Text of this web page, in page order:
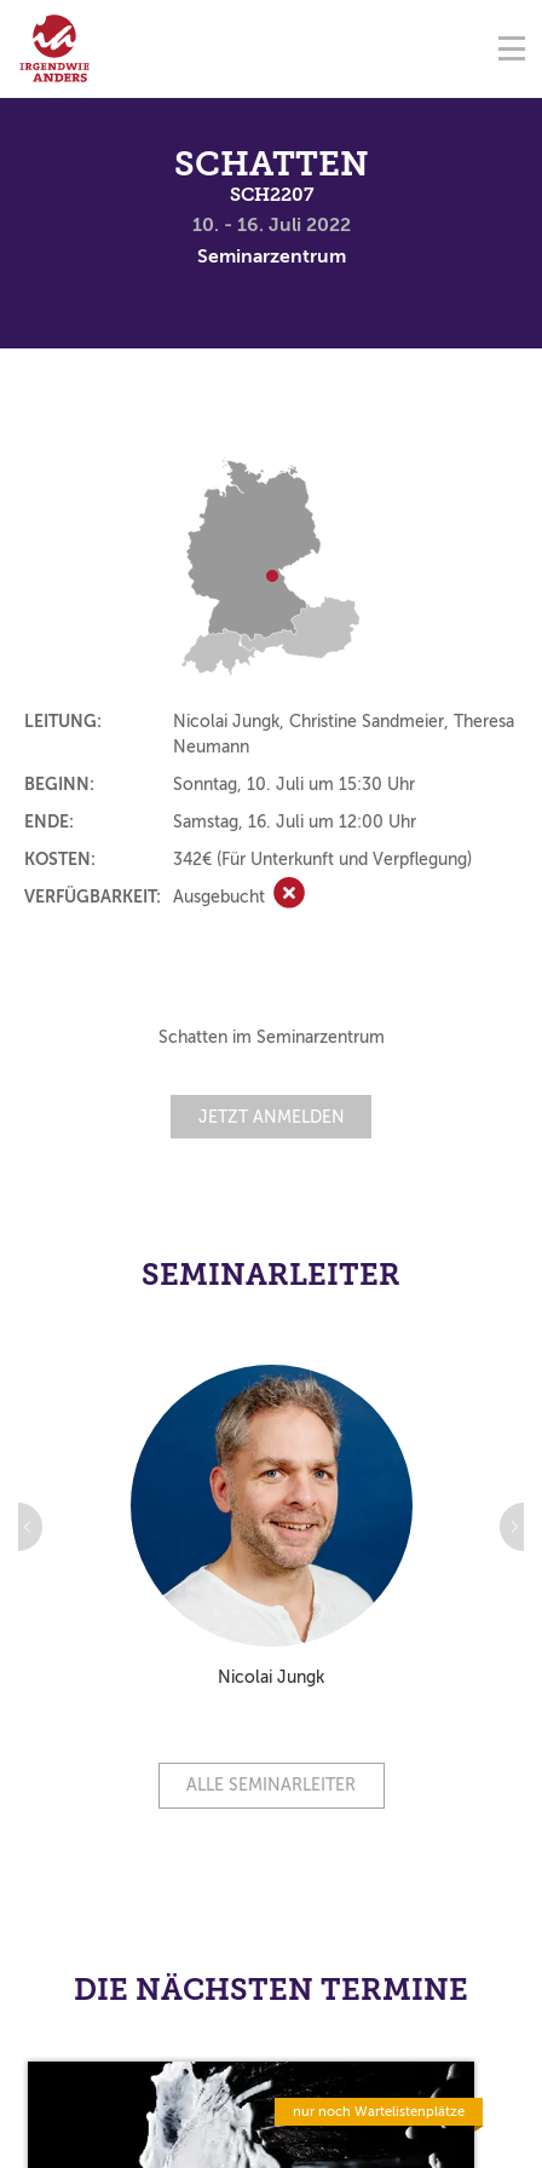
NAVIGATION ÜBERSPRINGEN
ÜBER UNS
AKADEMIE
SCHATTEN
SCH2207
10. - 16. Juli 2022
Seminarzentrum
LEITUNG:
Nicolai Jungk, Christine Sandmeier, Theresa
Neumann
BEGINN:
Sonntag, 10. Juli um 15:30 Uhr
ENDE:
Samstag, 16. Juli um 12:00 Uhr
KOSTEN:
342€ (Für Unterkunft und Verpflegung)
VERFÜGBARKEIT:
Ausgebucht Ausgebucht
Schatten im Seminarzentrum
JETZT ANMELDEN
SEMINARLEITER
Nicolai Jungk
ALLE SEMINARLEITER
DIE NÄCHSTEN TERMINE
nur noch Wartelistenplätze